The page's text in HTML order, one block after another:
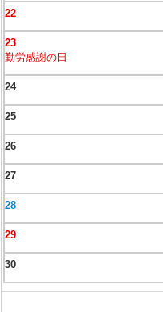
22
23
勤労感謝の日
24
25
26
27
28
29
30